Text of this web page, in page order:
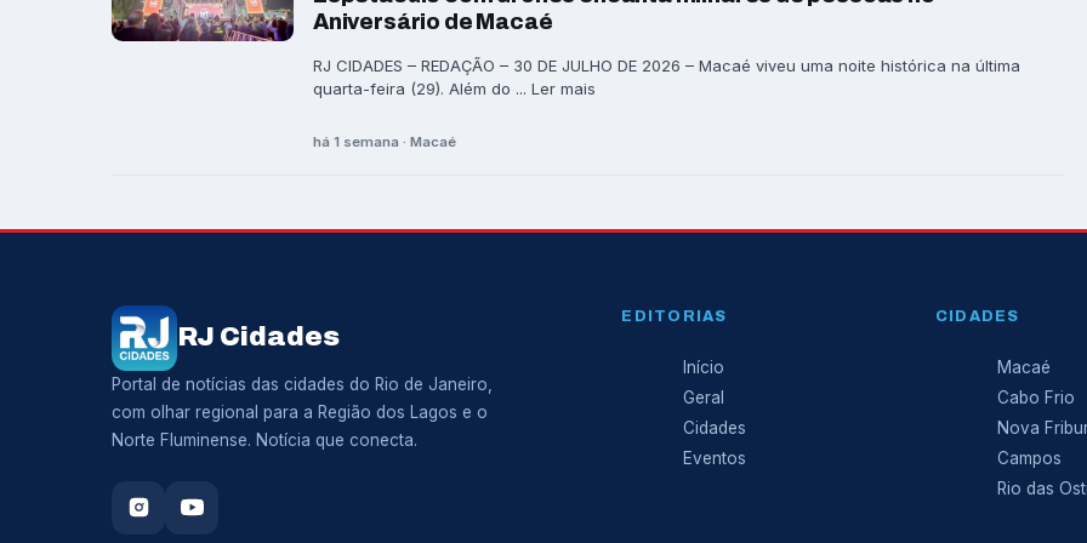
Aniversário de Macaé
RJ CIDADES – REDAÇÃO – 30 DE JULHO DE 2026 – Macaé viveu uma noite histórica na última
quarta-feira (29). Além do ... Ler mais
há 1 semana · Macaé
RJ Cidades
Portal de notícias das cidades do Rio de Janeiro,
com olhar regional para a Região dos Lagos e o
Norte Fluminense. Notícia que conecta.
EDITORIAS
Início
Geral
Cidades
Eventos
CIDADES
Macaé
Cabo Frio
Nova
Campos
Rio das